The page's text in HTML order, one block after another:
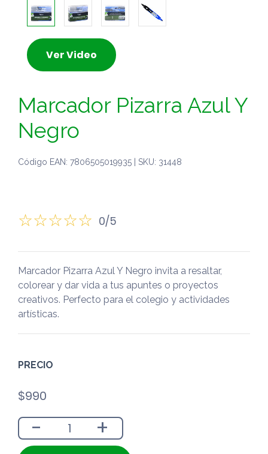
Ver Video
Marcador Pizarra Azul Y
Negro
Código EAN: 7806505019935 | SKU: 31448
0/5
Marcador Pizarra Azul Y Negro invita a resaltar,
colorear y dar vida a tus apuntes o proyectos
creativos. Perfecto para el colegio y actividades
artísticas.
PRECIO
$990
- +